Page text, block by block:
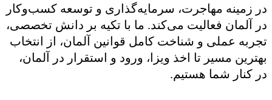
در زمینه مهاجرت، سرمایه‌گذاری و توسعه کسب‌وکار
در آلمان فعالیت می‌کند. ما با تکیه بر دانش تخصصی،
تجربه عملی و شناخت کامل قوانین آلمان، از انتخاب
بهترین مسیر تا اخذ ویزا، ورود و استقرار در آلمان،
در کنار شما هستیم.